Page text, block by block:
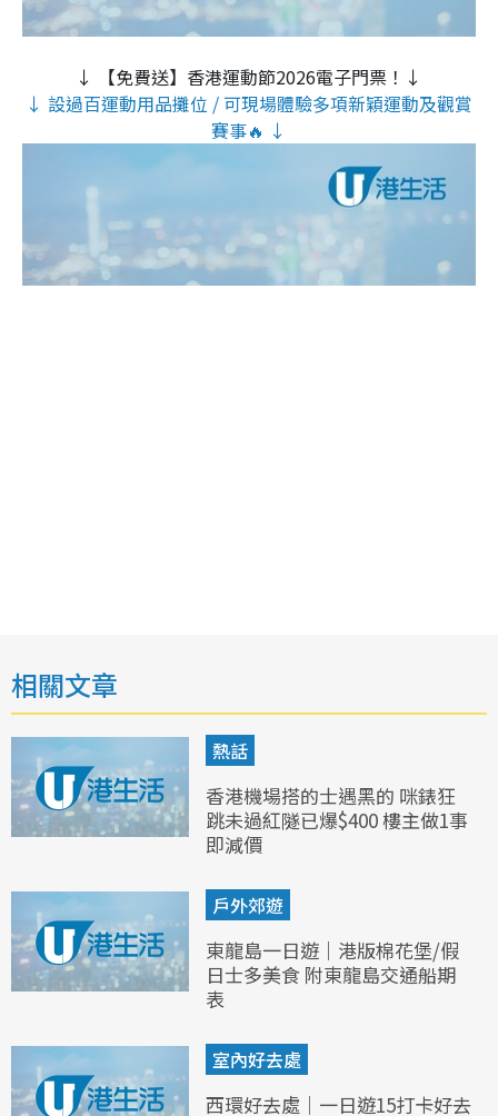
↓ 【免費送】香港運動節2026電子門票！↓
↓ 設過百運動用品攤位 / 可現場體驗多項新穎運動及觀賞
賽事🔥 ↓
相關文章
熱話
香港機場搭的士遇黑的 咪錶狂
跳未過紅隧已爆$400 樓主做1事
即減價
戶外郊遊
東龍島一日遊｜港版棉花堡/假
日士多美食 附東龍島交通船期
表
室內好去處
西環好去處｜一日遊15打卡好去